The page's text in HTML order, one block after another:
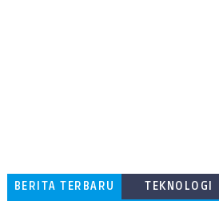
BERITA TERBARU TEKNOLOGI